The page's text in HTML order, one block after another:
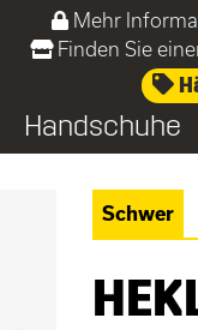
Mehr
Finden Sie
Handschuhe
Schwer